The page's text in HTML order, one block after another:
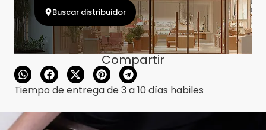
Buscar distribuidor
Compartir
Tiempo de entrega de 3 a 10 días habiles